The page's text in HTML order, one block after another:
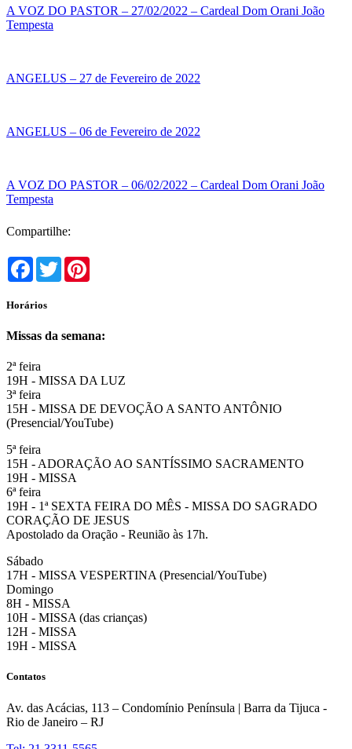
A VOZ DO PASTOR – 27/02/2022 – Cardeal Dom Orani João
Tempesta
ANGELUS – 27 de Fevereiro de 2022
ANGELUS – 06 de Fevereiro de 2022
A VOZ DO PASTOR – 06/02/2022 – Cardeal Dom Orani João
Tempesta
Compartilhe:
Facebook
Twitter
Horários
Missas da semana:
2ª feira
19H - MISSA DA LUZ
3ª feira
15H - MISSA DE DEVOÇÃO A SANTO ANTÔNIO
(Presencial/YouTube)
5ª feira
15H - ADORAÇÃO AO SANTÍSSIMO SACRAMENTO
19H - MISSA
6ª feira
19H - 1ª SEXTA FEIRA DO MÊS - MISSA DO SAGRADO
CORAÇÃO DE JESUS
Apostolado da Oração - Reunião às 17h.
Sábado
17H - MISSA VESPERTINA (Presencial/YouTube)
Domingo
8H - MISSA
10H - MISSA (das crianças)
12H - MISSA
19H - MISSA
Contatos
Av. das Acácias, 113 – Condomínio Península | Barra da Tijuca -
Rio de Janeiro – RJ